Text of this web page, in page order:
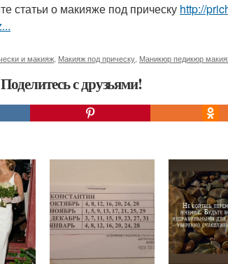
статьи о макияже под прическу http://
и макияж Макияж под прическу Маникюр педикюр
с друзьями!